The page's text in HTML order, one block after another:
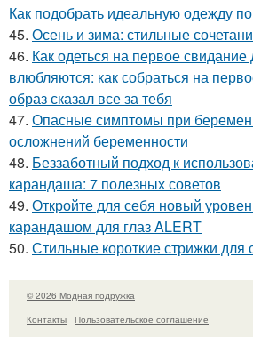
Как подобрать идеальную одежду
45. Осень и зима: стильные
46. Как одеться на первое
влюбляются: как собраться на
образ сказал все за тебя
47. Опасные симптомы при
осложнений беременности
48. Беззаботный подход к
карандаша: 7 полезных советов
49. Откройте для себя новый
карандашом для глаз ALERT
50. Стильные короткие стрижки для
© 2026 Модная подружка
Контакты
Пользовательское соглашение